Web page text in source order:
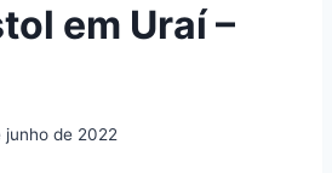
em Uraí –
junho de 2022